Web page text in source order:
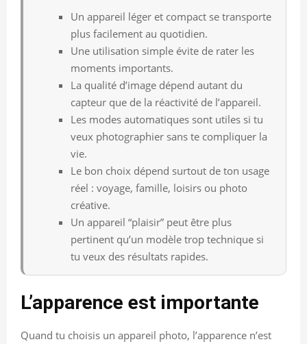
Un appareil léger et compact se transporte
plus facilement au quotidien.
Une utilisation simple évite de rater les
moments importants.
La qualité d’image dépend autant du
capteur que de la réactivité de l’appareil.
Les modes automatiques sont utiles si tu
veux photographier sans te compliquer la
vie.
Le bon choix dépend surtout de ton usage
réel : voyage, famille, loisirs ou photo
créative.
Un appareil “plaisir” peut être plus
pertinent qu’un modèle trop technique si
tu veux des résultats rapides.
L’apparence est importante
Quand tu choisis un appareil photo, l’apparence n’est